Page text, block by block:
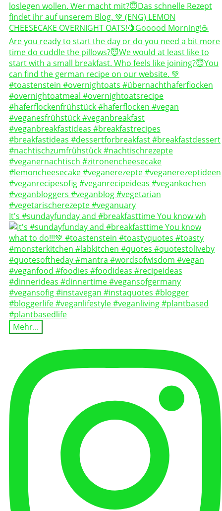
It's #sundayfunday and #breakfasttime You know wh
Mehr...